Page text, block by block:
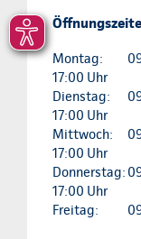
Montag:
17:00 Uhr
Dienstag:
17:00 Uhr
Mittwoch:
17:00 Uhr
Donnerstag:
17:00 Uhr
Freitag: